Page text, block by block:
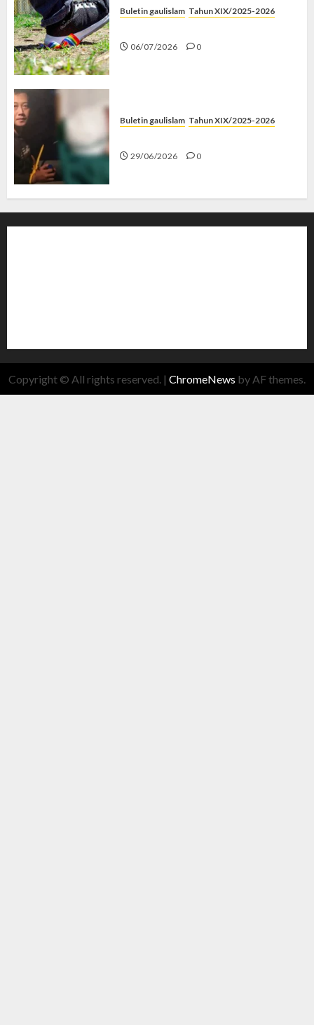
Buletin gaulislam Tahun XIX/2025-2026
06/07/2026 0
Buletin gaulislam Tahun XIX/2025-2026
29/06/2026 0
Copyright © All rights reserved. | ChromeNews by AF themes.